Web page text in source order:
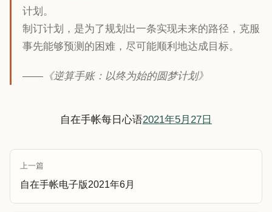
计划。
制订计划，是为了规划出一条实现未来的路径，克服
事先能够预测的困难，尽可能顺利地达成目标。
——《逆算手账：以终为始的圆梦计划》
自在手帐每日心语2021年5月27日
上一篇
自在手帐电子版2021年6月